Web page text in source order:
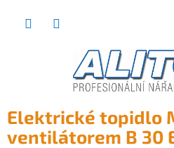
Elektrické topidlo
ventilátorem B 30